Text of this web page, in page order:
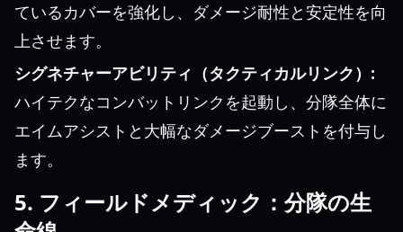
ているカバーを強化し、ダメージ耐性と安定性を向
上させます。
シグネチャーアビリティ（タクティカルリンク）:
ハイテクなコンバットリンクを起動し、分隊全体に
エイムアシストと大幅なダメージブーストを付与し
ます。
5. フィールドメディック：分隊の生